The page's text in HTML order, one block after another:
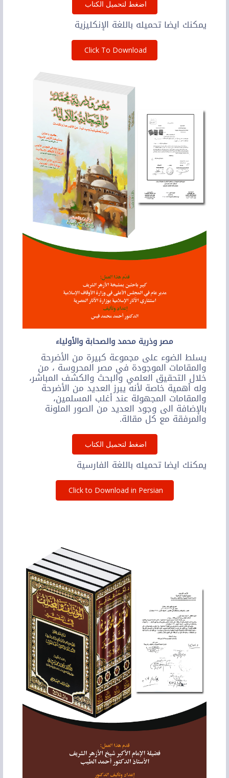
اضغط لتحميل الكتاب
يمكنك ايضا تحميله باللغة الإنكليزية
Click To Download
مصر وذرية محمد والصحابة والأولياء
يسلط الضوء على مجموعة كبيرة من الأضرحة
والمقامات الموجودة في مصر المحروسة ، من
خلال التحقيق العلمي والبحث والكشف المباشر،
وله أهمية خاصة لأنه يبرز العديد من الأضرحة
والمقامات المجهولة عند أغلب المسلمين،
بالإضافة الى وجود العديد من الصور الملونة
والمرفقة مع كل مقالة.
اضغط لتحميل الكتاب
يمكنك ايضا تحميله باللغة الفارسية
Click to Download in Persian